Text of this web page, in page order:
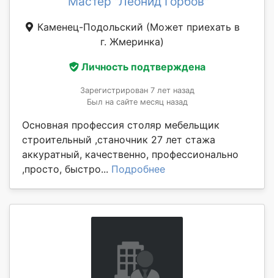
Каменец-Подольский (Может приехать в
г. Жмеринка)
Личность подтверждена
Зарегистрирован 7 лет назад
Был на сайте месяц назад
Основная профессия столяр мебельщик
строительный ,станочник 27 лет стажа
аккуратный, качественно, профессионально
,просто, быстро... Подробнее